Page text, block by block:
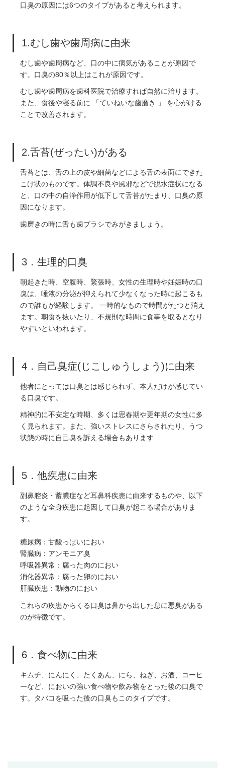
口臭の原因には6つのタイプがあると考えられます。
1.むし歯や歯周病に由来
むし歯や歯周病など、口の中に病気があることが原因で
す。口臭の80％以上はこれが原因です。
むし歯や歯周病を歯科医院で治療すれば自然に治ります。
また、食後や寝る前に 「ていねいな歯磨き 」 を心がける
ことで改善されます。
2.舌苔(ぜったい)がある
舌苔とは、舌の上の皮や細菌などによる舌の表面にできた
こけ状のものです。体調不良や風邪などで脱水症状になる
と、口の中の自浄作用が低下して舌苔がたまり、口臭の原
因になります。
歯磨きの時に舌も歯ブラシでみがきましょう。
3．生理的口臭
朝起きた時、空腹時、緊張時、女性の生理時や妊娠時の口
臭は、唾液の分泌が抑えられて少なくなった時に起こるも
ので誰もが経験します。 一時的なもので時間がたつと消え
ます。朝食を抜いたり、不規則な時間に食事を取るとなり
やすいといわれます。
4．自己臭症(じこしゅうしょう)に由来
他者にとっては口臭とは感じられず、本人だけが感じてい
る口臭です。
精神的に不安定な時期、多くは思春期や更年期の女性に多
く見られます。また、強いストレスにさらされたり、うつ
状態の時に自己臭を訴える場合もあります
5．他疾患に由来
副鼻腔炎・蓄膿症など耳鼻科疾患に由来するものや、以下
のような全身疾患に起因して口臭が起こる場合がありま
す。
糖尿病：甘酸っぱいにおい
腎臓病：アンモニア臭
呼吸器異常：腐った肉のにおい
消化器異常：腐った卵のにおい
肝臓疾患：動物のにおい
これらの疾患からくる口臭は鼻から出した息に悪臭がある
のが特徴です。
6．食べ物に由来
キムチ、にんにく、たくあん、にら、ねぎ、お酒、コーヒ
ーなど、においの強い食べ物や飲み物をとった後の口臭で
す。タバコを吸った後の口臭もこのタイプです。